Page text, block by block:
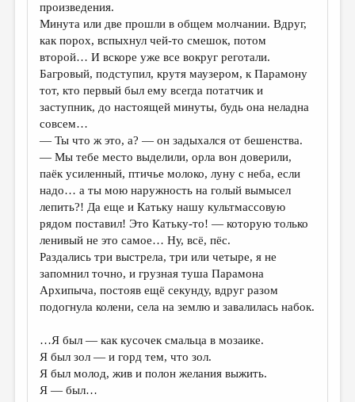
произведения.
Минута или две прошли в общем молчании. Вдруг,
как порох, вспыхнул чей-то смешок, потом
второй… И вскоре уже все вокруг реготали.
Багровый, подступил, крутя маузером, к Парамону
тот, кто первый был ему всегда потатчик и
заступник, до настоящей минуты, будь она неладна
совсем…
— Ты что ж это, а? — он задыхался от бешенства.
— Мы тебе место выделили, орла вон доверили,
паёк усиленный, птичье молоко, луну с неба, если
надо… а ты мою наружность на голый вымысел
лепить?! Да еще и Катьку нашу культмассовую
рядом поставил! Это Катьку-то! — которую только
ленивый не это самое… Ну, всё, пёс.
Раздались три выстрела, три или четыре, я не
запомнил точно, и грузная туша Парамона
Архипыча, постояв ещё секунду, вдруг разом
подогнула колени, села на землю и завалилась набок.
…Я был — как кусочек смальца в мозаике.
Я был зол — и горд тем, что зол.
Я был молод, жив и полон желания выжить.
Я — был…